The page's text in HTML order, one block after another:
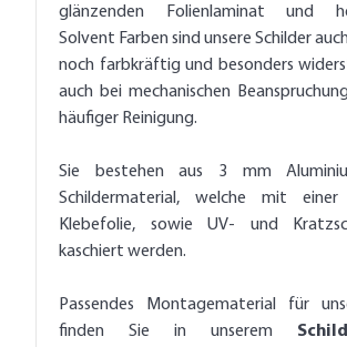
glänzenden Folienlaminat und
Solvent Farben sind unsere Schilder
noch farbkräftig und besonders
auch bei mechanischen
häufiger Reinigung.
Sie bestehen aus 3 mm
Schildermaterial, welche mit einer
Klebefolie, sowie UV- und
kaschiert werden.
Passendes Montagematerial für
finden Sie in unserem